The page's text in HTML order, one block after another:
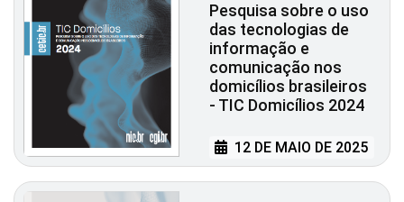
Pesquisa sobre o uso
das tecnologias de
informação e
comunicação nos
domicílios brasileiros
- TIC Domicílios 2024
12 DE MAIO DE 2025